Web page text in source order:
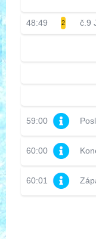
48:49 2 č.9
59:00
60:00
60:01